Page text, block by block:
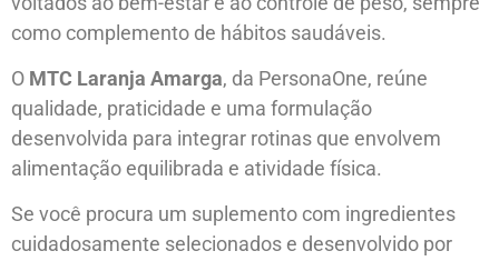
como complemento de hábitos saudáveis.
O MTC Laranja Amarga, da PersonaOne, reúne
qualidade, praticidade e uma formulação
desenvolvida para integrar rotinas que envolvem
alimentação equilibrada e atividade física.
Se você procura um suplemento com ingredientes
cuidadosamente selecionados e desenvolvido por